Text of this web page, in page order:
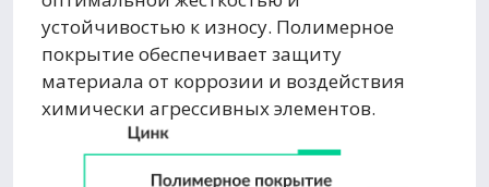
устойчивостью к износу. Полимерное
покрытие обеспечивает защиту
материала от коррозии и воздействия
химически агрессивных элементов.